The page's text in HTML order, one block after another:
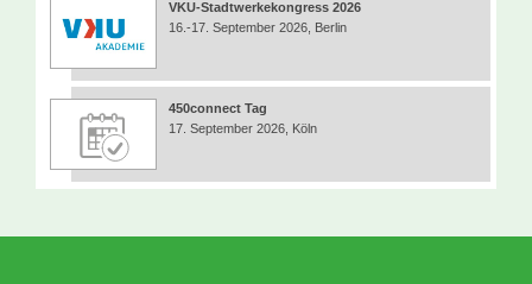
VKU-Stadtwerkekongress 2026
16.-17. September 2026, Berlin
450connect Tag
17. September 2026, Köln